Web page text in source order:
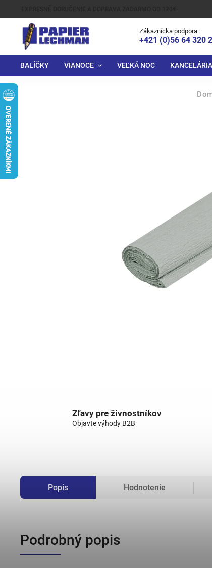
Zákaznícka podpora:
+421 (0)56 64 320
BALÍČKY VIANOCE VEĽKÁ NOC KANCELÁRIA
Zľavy pre živnostníkov
Objavte výhody B2B
Popis Hodnotenie
Podrobný popis